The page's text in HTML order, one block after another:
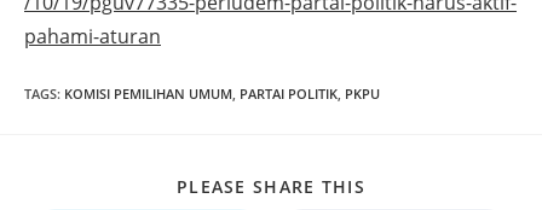
pahami-aturan
TAGS: KOMISI PEMILIHAN UMUM, PARTAI POLITIK, PKPU
PLEASE SHARE THIS